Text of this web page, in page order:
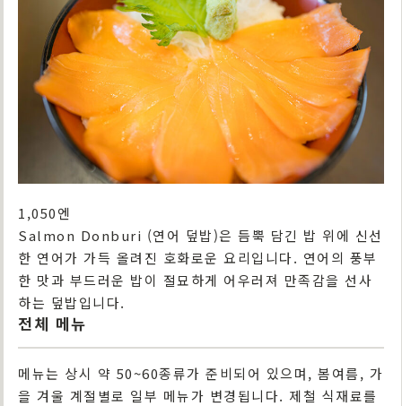
1,050엔
Salmon Donburi (연어 덮밥)은 듬뿍 담긴 밥 위에 신선
한 연어가 가득 올려진 호화로운 요리입니다. 연어의 풍부
한 맛과 부드러운 밥이 절묘하게 어우러져 만족감을 선사
하는 덮밥입니다.
전체 메뉴
메뉴는 상시 약 50~60종류가 준비되어 있으며, 봄여름, 가
을 겨울 계절별로 일부 메뉴가 변경됩니다. 제철 식재료를